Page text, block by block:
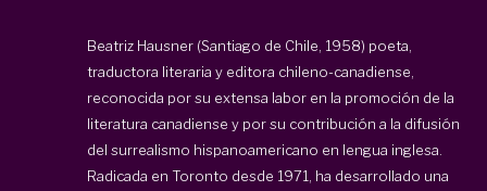
Beatriz Hausner (Santiago de Chile, 1958) poeta,
traductora literaria y editora chileno-canadiense,
reconocida por su extensa labor en la promoción de la
literatura canadiense y por su contribución a la difusión
del surrealismo hispanoamericano en lengua inglesa.
Radicada en Toronto desde 1971, ha desarrollado una